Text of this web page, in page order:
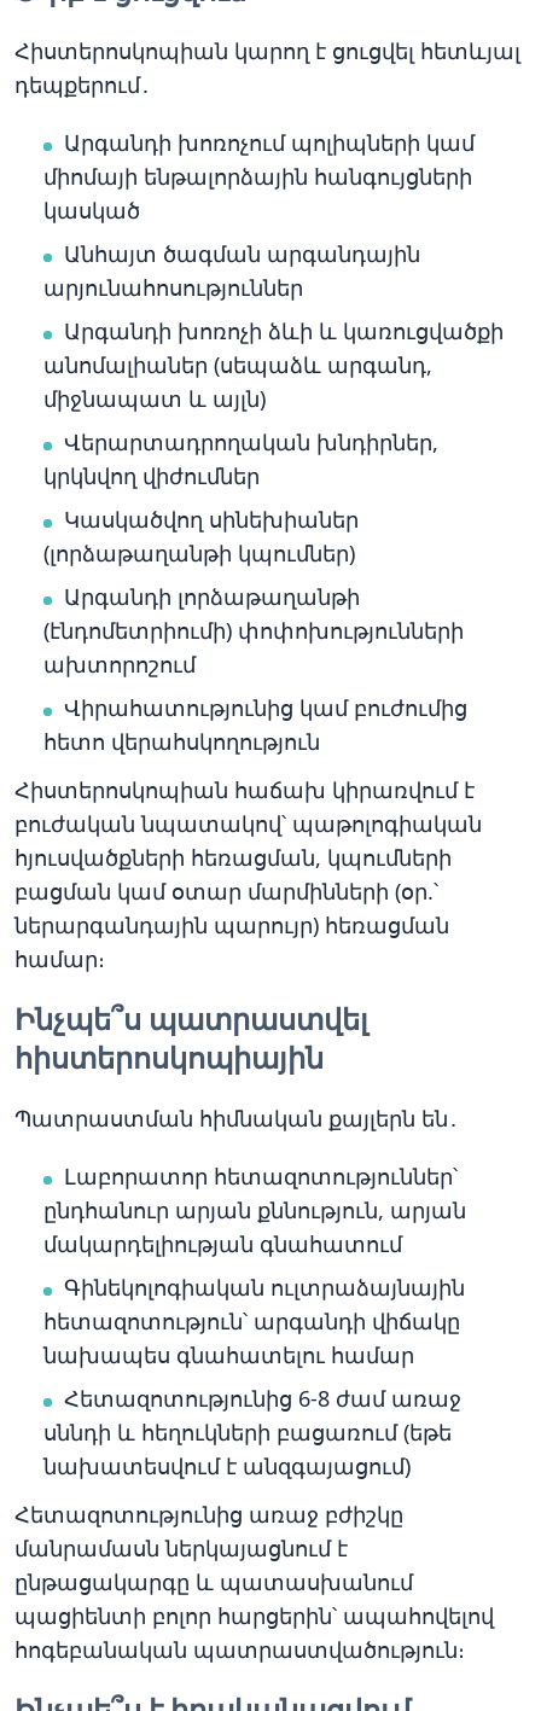
Հիստերոսկոպիան կարող է ցուցվել հետևյալ
դեպքերում․
Արգանդի խոռոչում պոլիպների կամ
միոմայի ենթալորձային հանգույցների
կասկած
Անհայտ ծագման արգանդային
արյունահոսություններ
Արգանդի խոռոչի ձևի և կառուցվածքի
անոմալիաներ (սեպաձև արգանդ,
միջնապատ և այլն)
Վերարտադրողական խնդիրներ,
կրկնվող վիժումներ
Կասկածվող սինեխիաներ
(լորձաթաղանթի կպումներ)
Արգանդի լորձաթաղանթի
(էնդոմետրիումի) փոփոխությունների
ախտորոշում
Վիրահատությունից կամ բուժումից
հետո վերահսկողություն
Հիստերոսկոպիան հաճախ կիրառվում է
բուժական նպատակով՝ պաթոլոգիական
հյուսվածքների հեռացման, կպումների
բացման կամ օտար մարմինների (օր.՝
ներարգանդային պարույր) հեռացման
համար։
Ինչպե՞ս պատրաստվել
հիստերոսկոպիային
Պատրաստման հիմնական քայլերն են․
Լաբորատոր հետազոտություններ՝
ընդհանուր արյան քննություն, արյան
մակարդելիության գնահատում
Գինեկոլոգիական ուլտրաձայնային
հետազոտություն՝ արգանդի վիճակը
նախապես գնահատելու համար
Հետազոտությունից 6-8 ժամ առաջ
սննդի և հեղուկների բացառում (եթե
նախատեսվում է անզգայացում)
Հետազոտությունից առաջ բժիշկը
մանրամասն ներկայացնում է
ընթացակարգը և պատասխանում
պացիենտի բոլոր հարցերին՝ ապահովելով
հոգեբանական պատրաստվածություն։